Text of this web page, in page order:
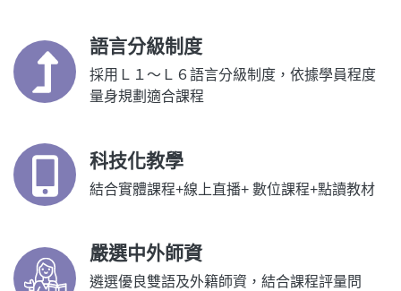
語言分級制度
採用Ｌ１～Ｌ６語言分級制度，依據學員程度
量身規劃適合課程
科技化教學
結合實體課程+線上直播+ 數位課程+點讀教材
嚴選中外師資
遴選優良雙語及外籍師資，結合課程評量問